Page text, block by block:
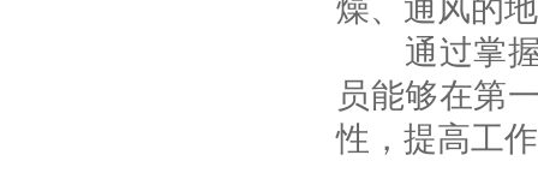
燥、通风的
通过掌握
员能够在第
性，提高工